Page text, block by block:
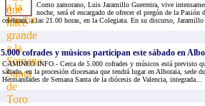
Como zamorano, Luis Jaramillo Guerreira, vive
noche, será el encargado de ofrecer el pregón de la Pasión
celebrará, a las 21.00 horas, en la Colegiata. En su discurso,
5.000 cofrades y músicos participan este sábado en
CAMINEO.INFO.- Cerca de 5.000 cofrades y músicos está previsto
sábado, en la procesión diocesana que tendrá lugar en Alboraia, sede
Hermandades de Semana Santa de la diócesis de Valencia, integrada...